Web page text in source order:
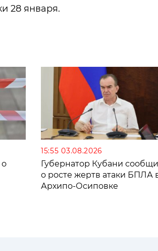
28 января.
15:55 03.08.2026
Губернатор Кубани
о росте жертв атаки БПЛА
Архипо-Осиповке